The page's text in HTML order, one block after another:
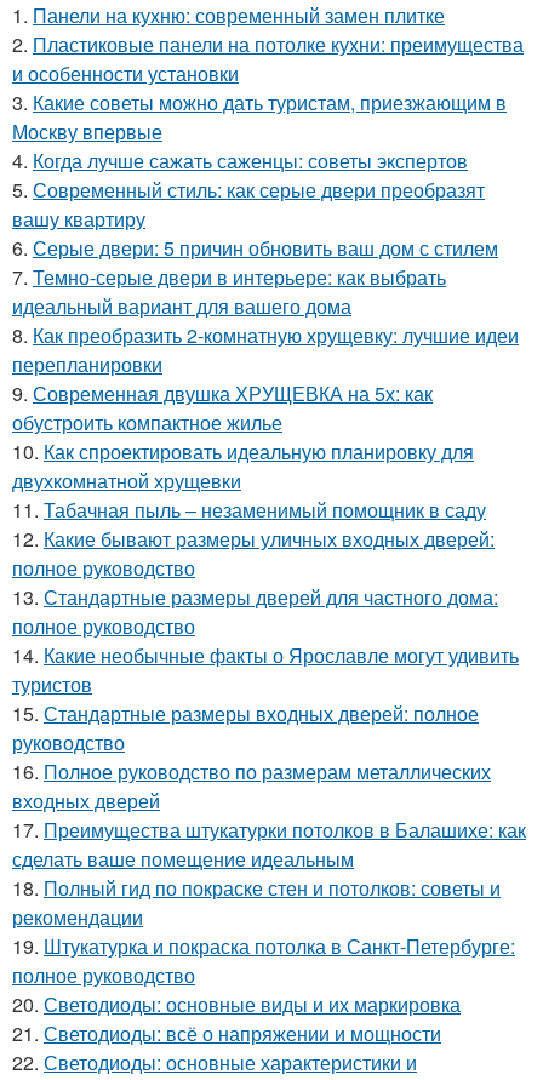
1. Панели на кухню: современный замен плитке
2. Пластиковые панели на потолке кухни: преимущества
и особенности установки
3. Какие советы можно дать туристам, приезжающим в
Москву впервые
4. Когда лучше сажать саженцы: советы экспертов
5. Современный стиль: как серые двери преобразят
вашу квартиру
6. Серые двери: 5 причин обновить ваш дом с стилем
7. Темно-серые двери в интерьере: как выбрать
идеальный вариант для вашего дома
8. Как преобразить 2-комнатную хрущевку: лучшие идеи
перепланировки
9. Современная двушка ХРУЩЕВКА на 5х: как
обустроить компактное жилье
10. Как спроектировать идеальную планировку для
двухкомнатной хрущевки
11. Табачная пыль – незаменимый помощник в саду
12. Какие бывают размеры уличных входных дверей:
полное руководство
13. Стандартные размеры дверей для частного дома:
полное руководство
14. Какие необычные факты о Ярославле могут удивить
туристов
15. Стандартные размеры входных дверей: полное
руководство
16. Полное руководство по размерам металлических
входных дверей
17. Преимущества штукатурки потолков в Балашихе: как
сделать ваше помещение идеальным
18. Полный гид по покраске стен и потолков: советы и
рекомендации
19. Штукатурка и покраска потолка в Санкт-Петербурге:
полное руководство
20. Светодиоды: основные виды и их маркировка
21. Светодиоды: всё о напряжении и мощности
22. Светодиоды: основные характеристики и